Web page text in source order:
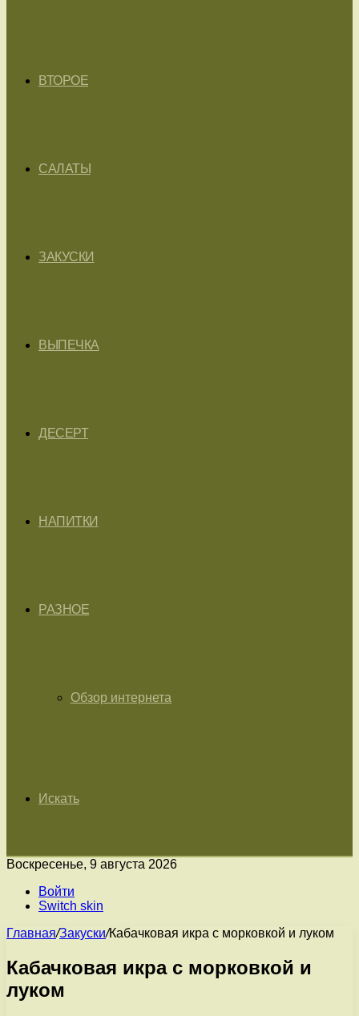
ВТОРОЕ
САЛАТЫ
ЗАКУСКИ
ВЫПЕЧКА
ДЕСЕРТ
НАПИТКИ
РАЗНОЕ
Обзор интернета
Искать
Воскресенье, 9 августа 2026
Войти
Switch skin
Главная/Закуски/Кабачковая икра с морковкой и луком
Кабачковая икра с морковкой и
луком